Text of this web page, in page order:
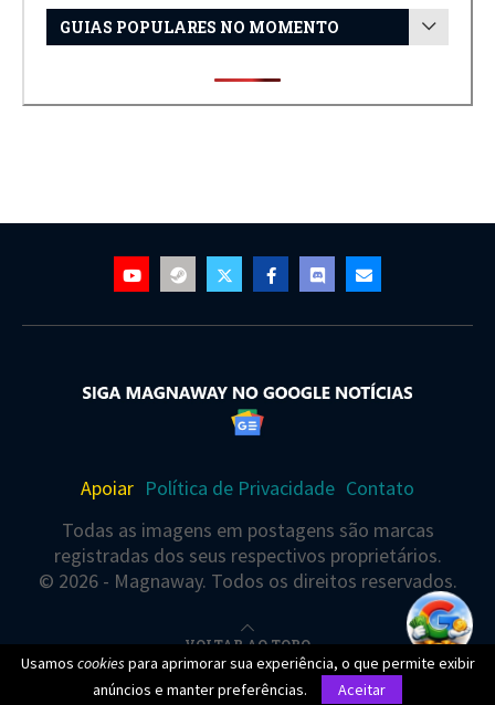
GUIAS POPULARES NO MOMENTO
Apoiar Política de Privacidade Contato
Todas as imagens em postagens são marcas
registradas dos seus respectivos proprietários.
© 2026 - Magnaway. Todos os direitos reservados.
VOLTAR AO TOPO
Usamos cookies para aprimorar sua experiência, o que permite exibir
anúncios e manter preferências.
Aceitar
Você está visualizando este(a) post agora